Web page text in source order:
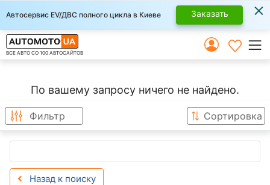
Автосервис EV/ДВС полного цикла в Киеве Заказать ×
ВСЕ АВТО СО 100 АВТОСАЙТОВ
По вашему запросу ничего не найдено.
Фильтр Сортировка
Назад к поиску